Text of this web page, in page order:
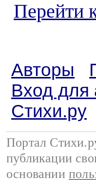
Перейти
Авторы
Вход для
Стихи.ру
Портал
публикации
основании